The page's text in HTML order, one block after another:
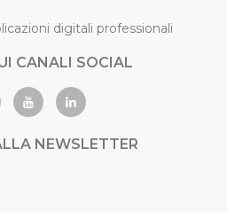
digitali professionali
CANALI SOCIAL
NEWSLETTER